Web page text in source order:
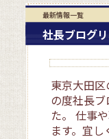
最新情報一覧
社長ブログ
東京大田
の度社長
た。 仕事
ます。宜